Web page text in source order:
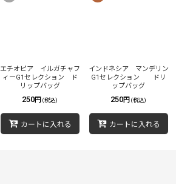
エチオピア イルガチャフ
ィーG1セレクション ド
リップバッグ
250円 (税込)
カートに入れる
インドネシア マンデリン
G1セレクション ドリ
ップバッグ
250円 (税込)
カートに入れる